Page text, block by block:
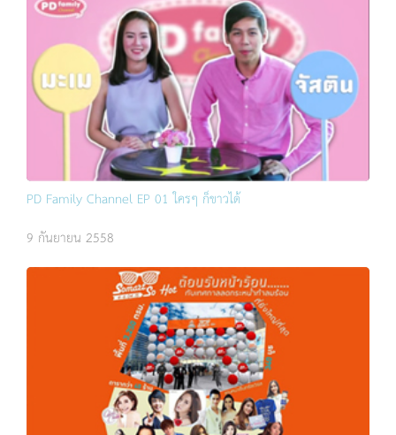
PD Family Channel EP 01 ใครๆ ก็ขาวได้
9 กันยายน 2558